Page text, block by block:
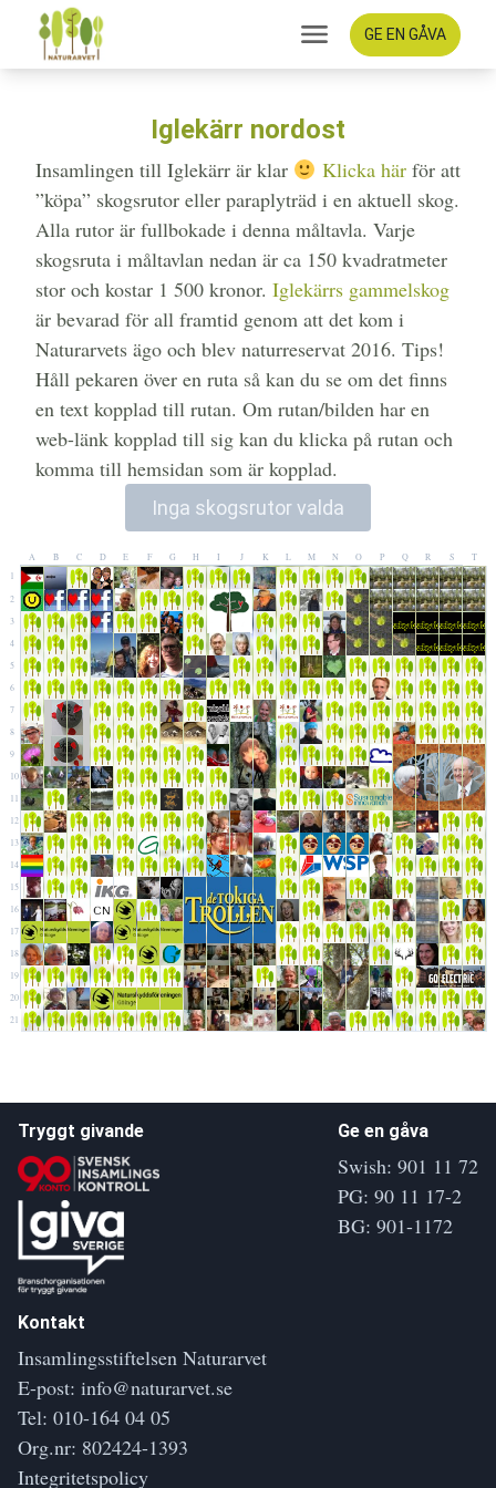
GE EN GÅVA
Iglekärr nordost
Insamlingen till Iglekärr är klar Klicka härför att
”köpa” skogsrutor eller paraplyträd i en aktuell skog.
Alla rutor är fullbokade i denna måltavla. Varje
skogsruta i måltavlan nedan är ca 150 kvadratmeter
stor och kostar 1 500 kronor. Iglekärrs gammelskog
är bevarad för all framtid genom att det kom i
Naturarvets ägo och blev naturreservat 2016. Tips!
Håll pekaren över en ruta så kan du se om det finns
en text kopplad till rutan. Om rutan/bilden har en
web-länk kopplad till sig kan du klicka på rutan och
komma till hemsidan som är kopplad.
Inga skogsrutor valda
A B C D E F G H I J K L M N O P Q R S
T
1
2
3
4
5
6
7
8
9
10
11
12
13
14
15
16
17
18
19
20
21
Tryggt givande Ge en gåva
Swish: 901 11 72
PG: 90 11 17-2
BG: 901-1172
Kontakt
Insamlingsstiftelsen Naturarvet
E-post: info@naturarvet.se
Tel: 010-164 04 05
Org.nr: 802424-1393
Integritetspolicy